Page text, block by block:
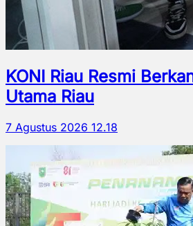
KONI Riau Resmi
Utama Riau
7 Agustus 2026 12.18